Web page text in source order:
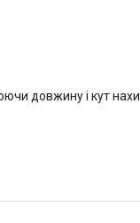
довжину і кут